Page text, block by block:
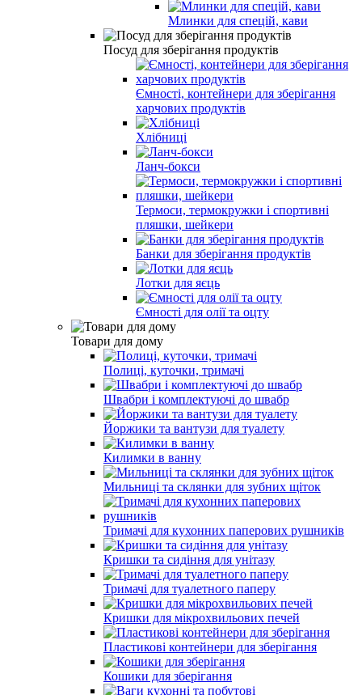
Млинки для спецій, кави
Посуд для зберігання продуктів
Ємності, контейнери для зберігання
харчових продуктів
Хлібниці
Ланч-бокси
Термоси, термокружки і спортивні
пляшки, шейкери
Банки для зберігання продуктів
Лотки для яєць
Ємності для олії та оцту
Товари для дому
Полиці, куточки, тримачі
Швабри і комплектуючі до швабр
Йоржики та вантузи для туалету
Килимки в ванну
Мильниці та склянки для зубних щіток
Тримачі для кухонних паперових рушників
Кришки та сидіння для унітазу
Тримачі для туалетного паперу
Кришки для мікрохвильових печей
Пластикові контейнери для зберігання
Кошики для зберігання